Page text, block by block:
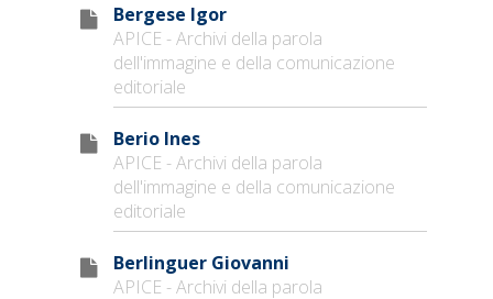
Bergese Igor
APICE - Archivi della parola
dell'immagine e della comunicazione
editoriale
Berio Ines
APICE - Archivi della parola
dell'immagine e della comunicazione
editoriale
Berlinguer Giovanni
APICE - Archivi della parola